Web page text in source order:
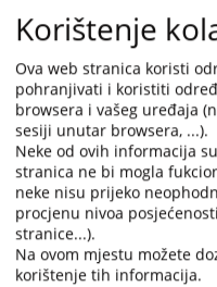
2. na namještenike primjenjuje
državne službe u Federaciji
Federacije Bosne i
namještenicima ) i
zakona.
Na prava i dužnosti državnih
stava 2. ovog člana primjenjuju
o radu i kolektivni ugovori.
Korištenje
Ova web stranica koristi
pohranjivati i koristiti
browsera i vašeg uređaja
sesiji unutar browsera, ...).
Neke od ovih informacija
stranica ne bi mogla
neke nisu prijeko
procjenu nivoa
stranice...).
Na ovom mjestu možete
korištenje tih informacija.